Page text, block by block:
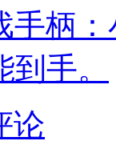
手柄
手。
论